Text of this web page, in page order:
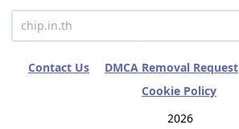
Contact Us DMCA Removal Request
Cookie Policy
2026